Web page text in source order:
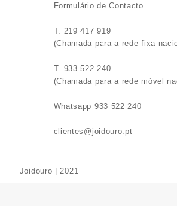
Formulário de Contacto
T. 219 417 919
(Chamada para a rede fixa
T. 933 522 240
(Chamada para a rede móvel
Whatsapp 933 522 240
clientes@joidouro.pt
Joidouro | 2021